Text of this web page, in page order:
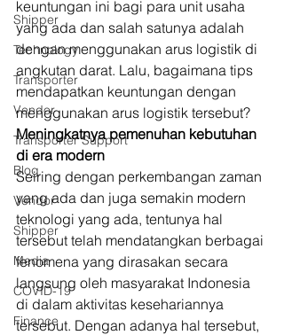
Shipper
Technology
Transporter
Vendor
Transporter Support
Blog
Vendor
Shipper
Media
COVID-19
Finance
keuntungan ini bagi para unit usaha
yang ada dan salah satunya adalah
dengan menggunakan arus logistik di
angkutan darat. Lalu, bagaimana tips
mendapatkan keuntungan dengan
menggunakan arus logistik tersebut?
Meningkatnya pemenuhan kebutuhan
di era modern
Seiring dengan perkembangan zaman
yang ada dan juga semakin modern
teknologi yang ada, tentunya hal
tersebut telah mendatangkan berbagai
fenomena yang dirasakan secara
langsung oleh masyarakat Indonesia
di dalam aktivitas kesehariannya
tersebut. Dengan adanya hal tersebut,